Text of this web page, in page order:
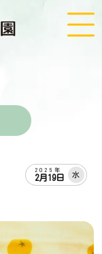
2025年
2月19日 水